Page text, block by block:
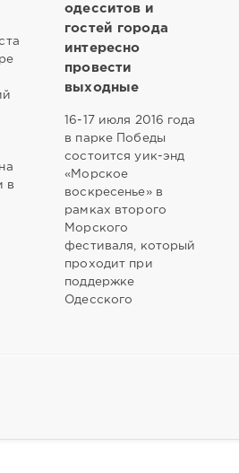
в
одесситов и
гостей города
интересно
провести
выходные
16-17 июля 2016 года
в парке Победы
состоится уик-энд
«Морское
воскресенье» в
рамках второго
Морского
фестиваля, который
проходит при
поддержке
Одесского